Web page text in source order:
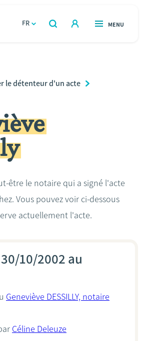
FR
OUVERT
RECHERCHER
OUVERT
MENU
le détenteur d'un acte
être le notaire qui a signé l'acte
Vous pouvez voir ci-dessous
actuellement l'acte.
10/2002 au
Geneviève DESSILLY, notaire
Céline Deleuze